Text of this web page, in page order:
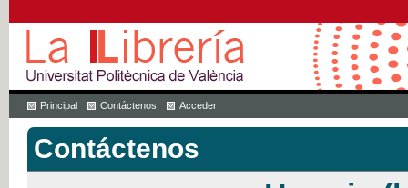
Principal Contáctenos Acceder
Contáctenos